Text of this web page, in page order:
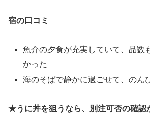
宿の口コミ
魚介の夕食が充実していて、品数
かった
海のそばで静かに過ごせて、のん
★うに丼を狙うなら、別注可否の確